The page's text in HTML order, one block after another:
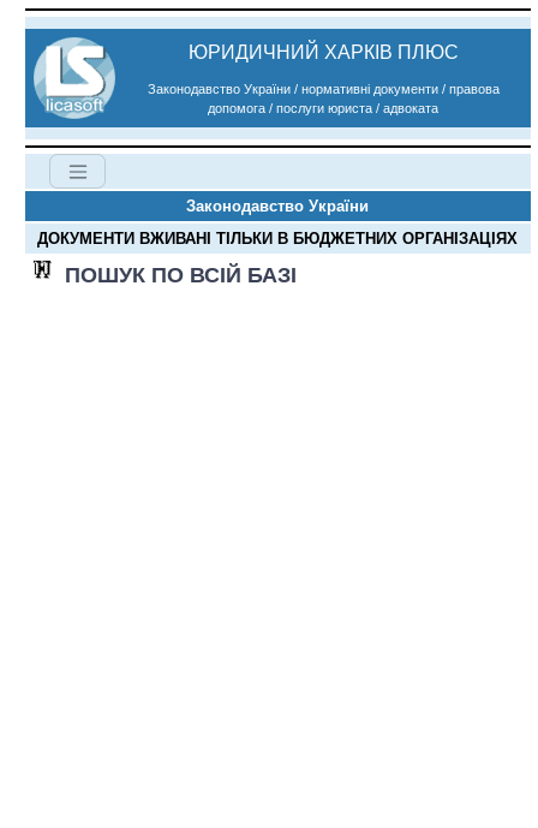
ЮРИДИЧНИЙ ХАРКІВ ПЛЮС
Законодавство України / нормативні документи / правова
допомога / послуги юриста / адвоката
Законодавство України
ДОКУМЕНТИ ВЖИВАНІ ТІЛЬКИ В БЮДЖЕТНИХ ОРГАНІЗАЦІЯХ
ПОШУК ПО ВСІЙ БАЗІ